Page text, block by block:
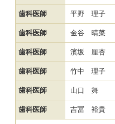
歯科医師 平野 理子
歯科医師 金谷 晴菜
歯科医師 濱坂 厘杏
歯科医師 竹中 理子
歯科医師 山口 舞
歯科医師 吉冨 裕貴